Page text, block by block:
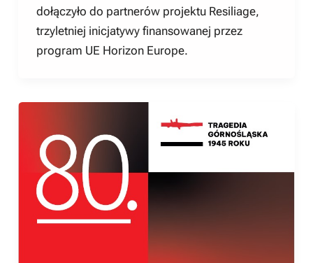
dołączyło do partnerów projektu Resiliage,
trzyletniej inicjatywy finansowanej przez
program UE Horizon Europe.